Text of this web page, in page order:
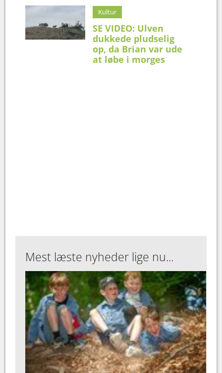
Kultur
SE VIDEO: Ulven
dukkede pludselig
op, da Brian var ude
at løbe i morges
Mest læste nyheder lige nu...